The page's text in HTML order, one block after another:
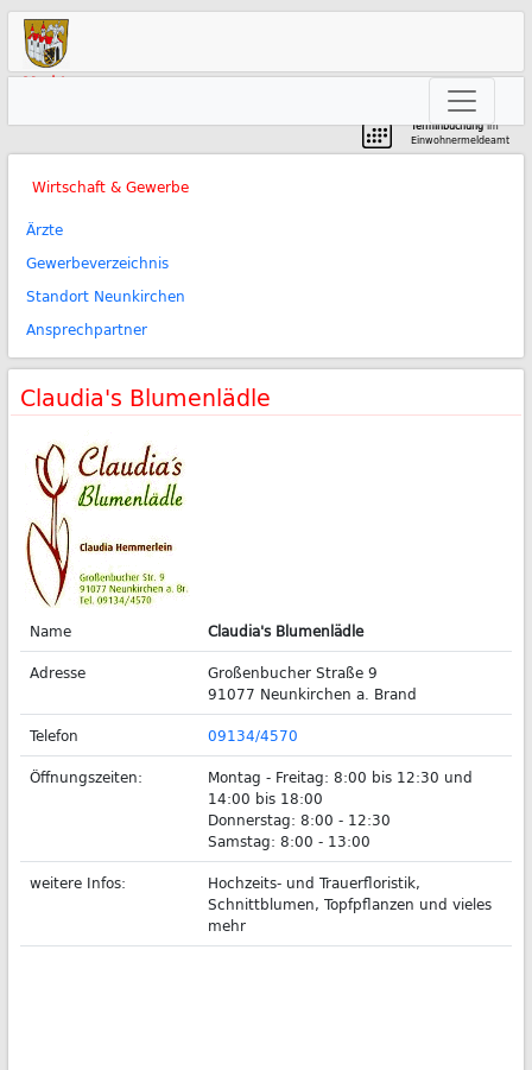
Markt
Terminbuchungim
Einwohnermeldeamt
Wirtschaft & Gewerbe
Ärzte
Gewerbeverzeichnis
Standort Neunkirchen
Ansprechpartner
Claudia's Blumenlädle
Name
Claudia's Blumenlädle
Adresse
Großenbucher Straße 9
91077 Neunkirchen a. Brand
Telefon
09134/4570
Öffnungszeiten:
Montag - Freitag: 8:00 bis 12:30 und
14:00 bis 18:00
Donnerstag: 8:00 - 12:30
Samstag: 8:00 - 13:00
weitere Infos:
Hochzeits- und Trauerfloristik,
Schnittblumen, Topfpflanzen und vieles
mehr